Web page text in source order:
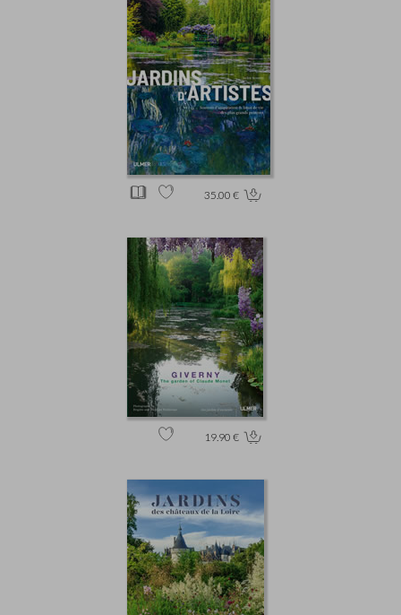
35.00 €
19.90 €